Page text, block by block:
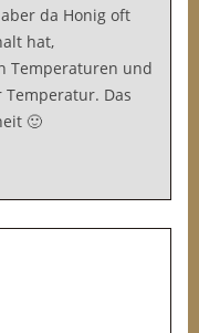
da Honig oft
hat,
Temperaturen und
Das
🙂